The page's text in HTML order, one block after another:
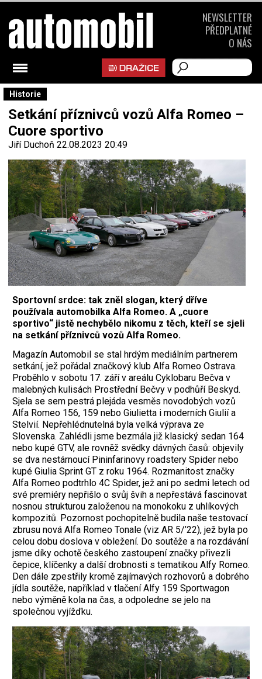
Historie
Setkání příznivců vozů Alfa Romeo –
Cuore sportivo
Jiří Duchoň 22.08.2023 20:49
Sportovní srdce: tak zněl slogan, který dříve
používala automobilka Alfa Romeo. A „cuore
sportivo“ jistě nechybělo nikomu z těch, kteří se sjeli
na setkání příznivců vozů Alfa Romeo.
Magazín Automobil se stal hrdým mediálním partnerem
setkání, jež pořádal značkový klub Alfa Romeo Ostrava.
Proběhlo v sobotu 17. září v areálu Cyklobaru Bečva v
malebných kulisách Prostřední Bečvy v podhůří Beskyd.
Sjela se sem pestrá plejáda vesměs novodobých vozů
Alfa Romeo 156, 159 nebo Giulietta i moderních Giulií a
Stelvií. Nepřehlédnutelná byla velká výprava ze
Slovenska. Zahlédli jsme bezmála již klasický sedan 164
nebo kupé GTV, ale rovněž svědky dávných časů: objevily
se dva nestárnoucí Pininfarinovy roadstery Spider nebo
kupé Giulia Sprint GT z roku 1964. Rozmanitost značky
Alfa Romeo podtrhlo 4C Spider, jež ani po sedmi letech od
své premiéry nepřišlo o svůj švih a nepřestává fascinovat
nosnou strukturou založenou na ­monokoku z uhlíkových
kompozitů. ­Pozornost pochopitelně budila naše testovací
zbrusu nová Alfa Romeo Tonale (viz AR 5/’22), jež byla po
celou dobu doslova v obležení. Do soutěže a na rozdávání
jsme díky ochotě českého zastoupení značky přivezli
čepice, klíčenky a další drobnosti s tematikou Alfy Romeo.
Den dále zpestřily kromě zajímavých rozhovorů a dobrého
jídla soutěže, například v tlačení Alfy 159 Sportwagon
nebo výměně kola na čas, a odpoledne se jelo na
společnou vyjížďku.
NEWSLETTER
PŘEDPLATNÉ
O NÁS